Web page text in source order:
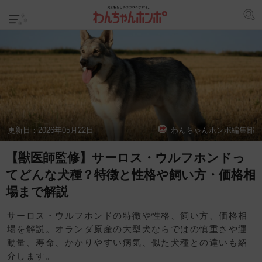
更新日： 2026年05月22日 わんちゃんホンポ編集部
【獣医師監修】サーロス・ウルフホンドっ
てどんな犬種？特徴と性格や飼い方・価格相
場まで解説
サーロス・ウルフホンドの特徴や性格、飼い方、価格相
場を解説。オランダ原産の大型犬ならではの慎重さや運
動量、寿命、かかりやすい病気、似た犬種との違いも紹
介します。